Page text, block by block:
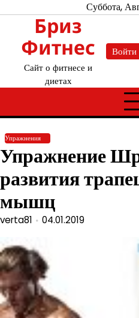
содержимому
Суббота,
Бриз
Фитнес
Сайт о фитнесе и
диетах
Войти
Упражнения
Упражнение
развития
мышц
verta81 04.01.2019